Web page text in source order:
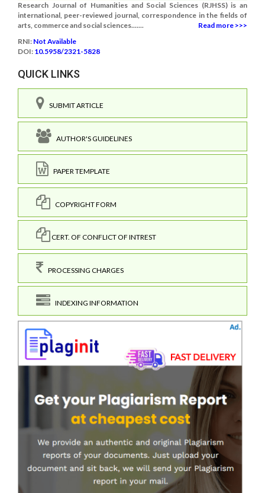
Research Journal of Humanities and Social Sciences (RJHSS) is an
international, peer-reviewed journal, correspondence in the fields of
arts, commerce and social sciences.......
Read more >>>
RNI: Not Available
DOI: 10.5958/2321-5828
QUICK LINKS
SUBMIT ARTICLE
AUTHOR'S GUIDELINES
PAPER TEMPLATE
COPYRIGHT FORM
CERT. OF CONFLICT OF INTREST
PROCESSING CHARGES
INDEXING INFORMATION